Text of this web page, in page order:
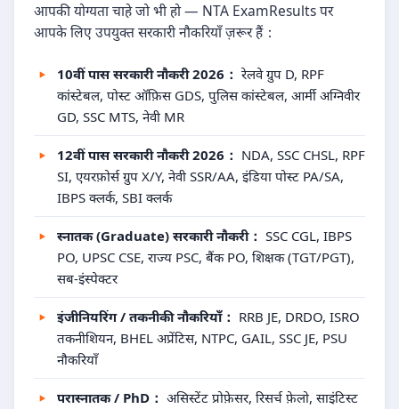
आपकी योग्यता चाहे जो भी हो — NTA ExamResults पर
आपके लिए उपयुक्त सरकारी नौकरियाँ ज़रूर हैं：
10वीं पास सरकारी नौकरी 2026： रेलवे ग्रुप D, RPF
कांस्टेबल, पोस्ट ऑफ़िस GDS, पुलिस कांस्टेबल, आर्मी अग्निवीर
GD, SSC MTS, नेवी MR
12वीं पास सरकारी नौकरी 2026： NDA, SSC CHSL, RPF
SI, एयरफ़ोर्स ग्रुप X/Y, नेवी SSR/AA, इंडिया पोस्ट PA/SA,
IBPS क्लर्क, SBI क्लर्क
स्नातक (Graduate) सरकारी नौकरी： SSC CGL, IBPS
PO, UPSC CSE, राज्य PSC, बैंक PO, शिक्षक (TGT/PGT),
सब-इंस्पेक्टर
इंजीनियरिंग / तकनीकी नौकरियाँ： RRB JE, DRDO, ISRO
तकनीशियन, BHEL अप्रेंटिस, NTPC, GAIL, SSC JE, PSU
नौकरियाँ
परास्नातक / PhD： असिस्टेंट प्रोफ़ेसर, रिसर्च फ़ेलो, साइंटिस्ट